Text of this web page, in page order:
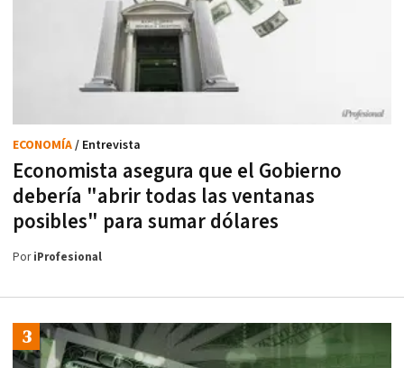
Economista asegura que el Gobierno
debería "abrir todas las ventanas
posibles" para sumar dólares
ECONOMÍA/ Entrevista
PoriProfesional